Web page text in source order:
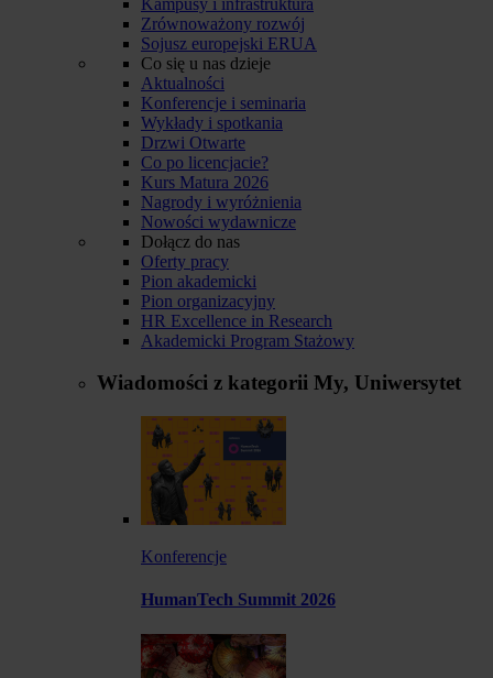
Zrównoważony rozwój
Sojusz europejski ERUA
Co się u nas dzieje
Aktualności
Konferencje i seminaria
Wykłady i spotkania
Drzwi Otwarte
Co po licencjacie?
Kurs Matura 2026
Nagrody i wyróżnienia
Nowości wydawnicze
Dołącz do nas
Oferty pracy
Pion akademicki
Pion organizacyjny
HR Excellence in Research
Akademicki Program Stażowy
Wiadomości z kategorii My, Uniwersytet
Konferencje
HumanTech Summit 2026